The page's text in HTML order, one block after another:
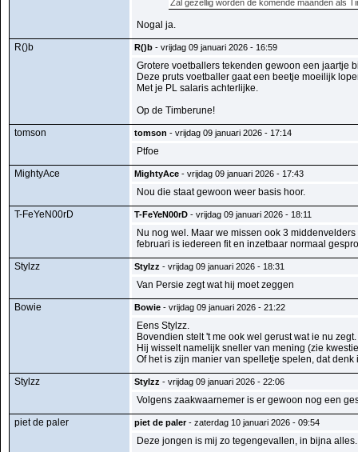
Zal gezellig worden de komende maanden als
Nogal ja.
R()b
R()b - vrijdag 09 januari 2026 - 16:59
Grotere voetballers tekenden gewoon een jaartje
Deze pruts voetballer gaat een beetje moeilijk
Met je PL salaris achterlijke.
Op de Timberune!
tomson
tomson - vrijdag 09 januari 2026 - 17:14
Ptfoe
MightyAce
MightyAce - vrijdag 09 januari 2026 - 17:43
Nou die staat gewoon weer basis hoor.
T-FeYeN00rD
T-FeYeN00rD - vrijdag 09 januari 2026 - 18:11
Nu nog wel. Maar we missen ook 3
februari is iedereen fit en inzetbaar normaal
Stylzz
Stylzz - vrijdag 09 januari 2026 - 18:31
Van Persie zegt wat hij moet zeggen
Bowie
Bowie - vrijdag 09 januari 2026 - 21:22
Eens Stylzz.
Bovendien stelt 't me ook wel gerust wat ie nu zegt.
Hij wisselt namelijk sneller van mening (zie
Of het is zijn manier van spelletje spelen, dat
Stylzz
Stylzz - vrijdag 09 januari 2026 - 22:06
Volgens zaakwaarnemer is er gewoon nog een
piet de paler
piet de paler- zaterdag 10 januari 2026 - 09:54
Deze jongen is mij zo tegengevallen, in bijna alles.